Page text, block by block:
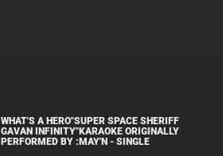
WHAT'S A HERO"SUPER SPACE SHERIFF
GAVAN INFINITY"KARAOKE ORIGINALLY
PERFORMED BY :MAY'N - SINGLE